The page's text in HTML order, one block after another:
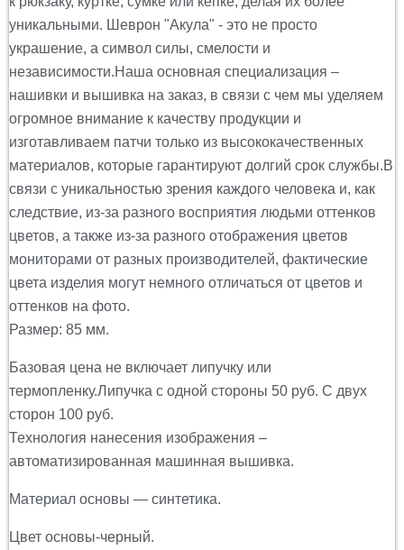
уникальными. Шеврон "Акула" - это не просто
украшение, а символ силы, смелости и
независимости.Наша основная специализация –
нашивки и вышивка на заказ, в связи с чем мы уделяем
огромное внимание к качеству продукции и
изготавливаем патчи только из высококачественных
материалов, которые гарантируют долгий срок службы.В
связи с уникальностью зрения каждого человека и, как
следствие, из-за разного восприятия людьми оттенков
цветов, а также из-за разного отображения цветов
мониторами от разных производителей, фактические
цвета изделия могут немного отличаться от цветов и
оттенков на фото.
Размер: 85 мм.
Базовая цена не включает липучку или
термопленку.Липучка с одной стороны 50 руб. С двух
сторон 100 руб.
Технология нанесения изображения –
автоматизированная машинная вышивка.
Материал основы — синтетика.
Цвет основы-черный.